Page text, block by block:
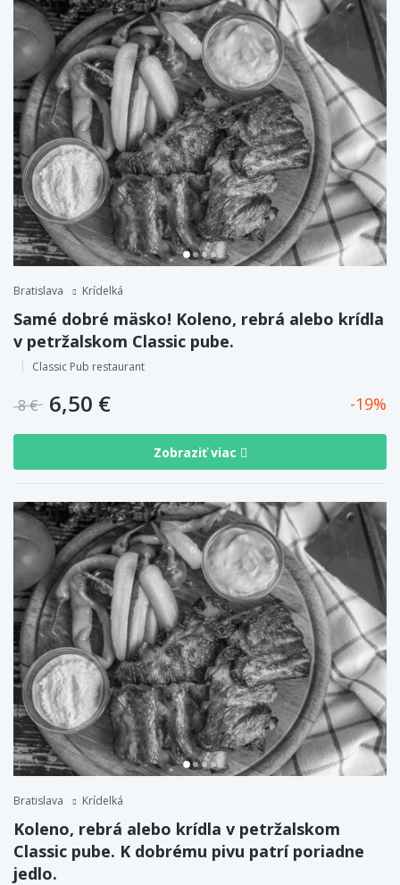
Bratislava Krídelká
Samé dobré mäsko! Koleno, rebrá alebo krídla
v petržalskom Classic pube.
Classic Pub restaurant
8 € 6,50 € 19
Zobraziť viac
Bratislava Krídelká
Koleno, rebrá alebo krídla v petržalskom
Classic pube. K dobrému pivu patrí poriadne
jedlo.